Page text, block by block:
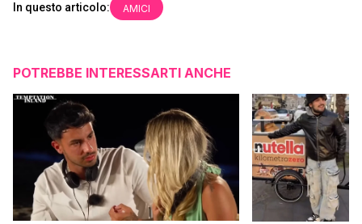
In questo articolo: AMICI
POTREBBE INTERESSARTI ANCHE